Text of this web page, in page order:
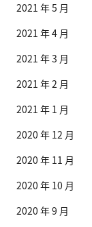
2021 年 5 月
2021 年 4 月
2021 年 3 月
2021 年 2 月
2021 年 1 月
2020 年 12 月
2020 年 11 月
2020 年 10 月
2020 年 9 月